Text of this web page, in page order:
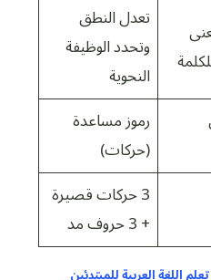
تعدل النطق
وتحدد الوظيفة
النحوية
رموز مساعدة
(حركات)
3 حركات قصيرة
+ 3 حروف مد